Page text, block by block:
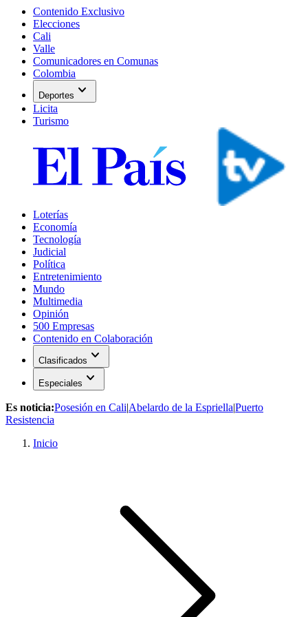
Contenido Exclusivo
Elecciones
Cali
Valle
Comunicadores en Comunas
Colombia
Deportes expand_more
Licita
Turismo
Loterías
Economía
Tecnología
Judicial
Política
Entretenimiento
Mundo
Multimedia
Opinión
500 Empresas
Contenido en Colaboración
Clasificados expand_more
Especiales expand_more
Es noticia:Posesión en Cali|Abelardo de la Espriella|Puerto
Resistencia
Inicio